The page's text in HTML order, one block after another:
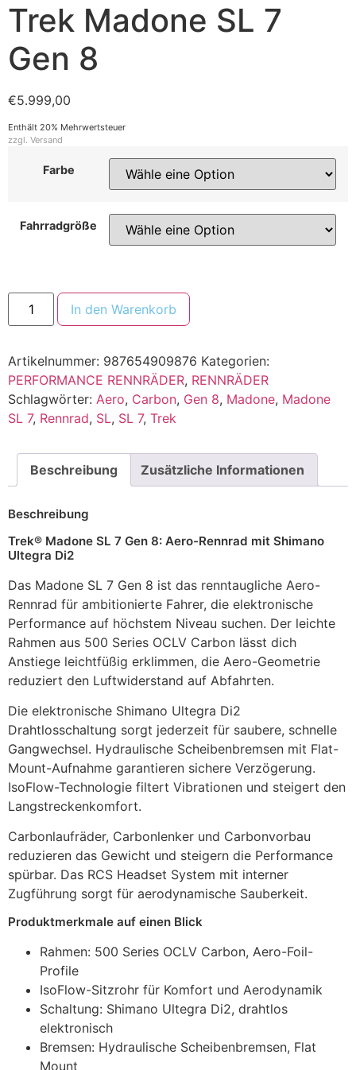
Trek Madone SL 7
Gen 8
€5.999,00
Enthält 20% Mehrwertsteuer
zzgl. Versand
Farbe
Fahrradgröße
In den Warenkorb
Artikelnummer: 987654909876 Kategorien:
PERFORMANCE RENNRÄDER, RENNRÄDER
Schlagwörter: Aero, Carbon, Gen 8, Madone, Madone
SL 7, Rennrad, SL, SL 7, Trek
Beschreibung Zusätzliche Informationen
Beschreibung
Trek® Madone SL 7 Gen 8: Aero-Rennrad mit Shimano
Ultegra Di2
Das Madone SL 7 Gen 8 ist das renntaugliche Aero-
Rennrad für ambitionierte Fahrer, die elektronische
Performance auf höchstem Niveau suchen. Der leichte
Rahmen aus 500 Series OCLV Carbon lässt dich
Anstiege leichtfüßig erklimmen, die Aero-Geometrie
reduziert den Luftwiderstand auf Abfahrten.
Die elektronische Shimano Ultegra Di2
Drahtlosschaltung sorgt jederzeit für saubere, schnelle
Gangwechsel. Hydraulische Scheibenbremsen mit Flat-
Mount-Aufnahme garantieren sichere Verzögerung.
IsoFlow-Technologie filtert Vibrationen und steigert den
Langstreckenkomfort.
Carbonlaufräder, Carbonlenker und Carbonvorbau
reduzieren das Gewicht und steigern die Performance
spürbar. Das RCS Headset System mit interner
Zugführung sorgt für aerodynamische Sauberkeit.
Produktmerkmale auf einen Blick
Rahmen: 500 Series OCLV Carbon, Aero-Foil-
Profile
IsoFlow-Sitzrohr für Komfort und Aerodynamik
Schaltung: Shimano Ultegra Di2, drahtlos
elektronisch
Bremsen: Hydraulische Scheibenbremsen, Flat
Mount